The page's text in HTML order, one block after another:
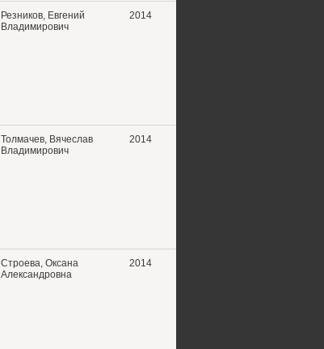
Резников, Евгений
Владимирович
2014
Толмачев, Вячеслав
Владимирович
2014
Строева, Оксана
Александровна
2014